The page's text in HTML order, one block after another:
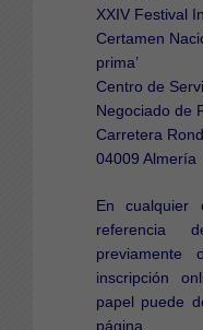
XXIV Festival
Certamen
prima’
Centro de
Negociado de
Carretera
04009 Almería
En cualquier
referencia
inscripción
papel puede
página.